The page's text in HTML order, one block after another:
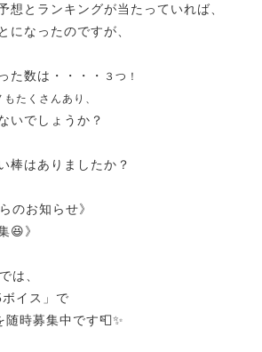
想とランキングが当たっていれば、
になったのですが、
た数は・・・・
３つ！
たくさんあり、
いでしょうか？
棒はありましたか？
のお知らせ》
😆》
は、
イス」で
時募集中です📮✨